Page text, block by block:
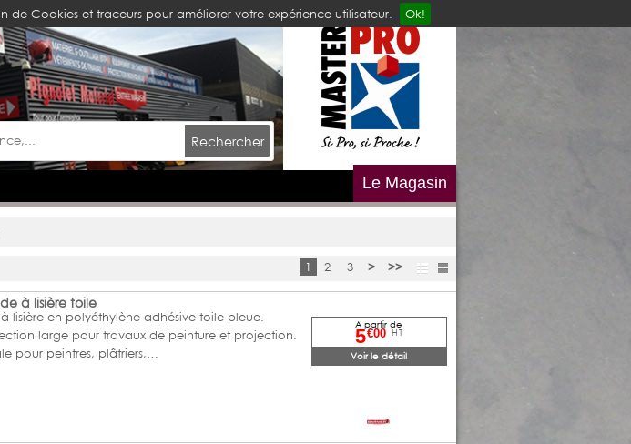
de Cookies et traceurs pour améliorer votre expérience utilisateur. Ok!
Rechercher
Le Magasin
1 2 3 > >>
à lisière toile
à lisière en polyéthylène adhésive toile bleue.
large pour travaux de peinture et projection.
pour peintres, plâtriers,…
A partir de
5€00 HT
Voir le détail